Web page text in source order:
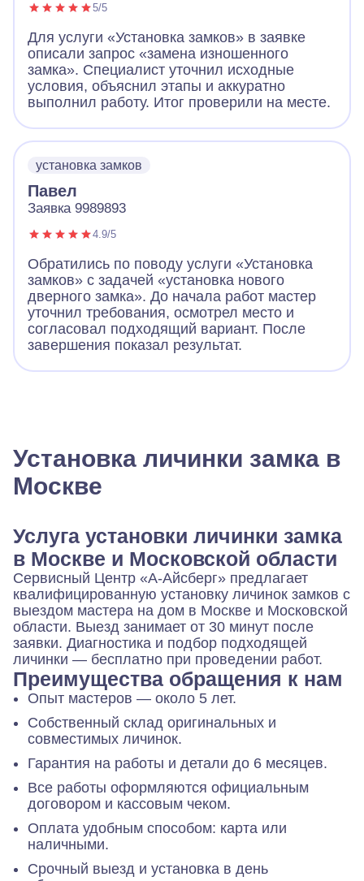
5/5
Для услуги «Установка замков» в заявке
описали запрос «замена изношенного
замка». Специалист уточнил исходные
условия, объяснил этапы и аккуратно
выполнил работу. Итог проверили на месте.
установка замков
Павел
Заявка 9989893
4.9/5
Обратились по поводу услуги «Установка
замков» с задачей «установка нового
дверного замка». До начала работ мастер
уточнил требования, осмотрел место и
согласовал подходящий вариант. После
завершения показал результат.
Установка личинки замка в
Москве
Услуга установки личинки замка
в Москве и Московской области
Сервисный Центр «А-Айсберг» предлагает
квалифицированную установку личинок замков с
выездом мастера на дом в Москве и Московской
области. Выезд занимает от 30 минут после
заявки. Диагностика и подбор подходящей
личинки — бесплатно при проведении работ.
Преимущества обращения к нам
Опыт мастеров — около 5 лет.
Собственный склад оригинальных и
совместимых личинок.
Гарантия на работы и детали до 6 месяцев.
Все работы оформляются официальным
договором и кассовым чеком.
Оплата удобным способом: карта или
наличными.
Срочный выезд и установка в день